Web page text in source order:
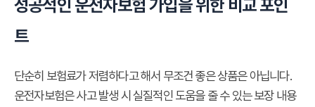
성공적인 운전자보험 가입을 위한 비교 포인
트
단순히 보험료가 저렴하다고 해서 무조건 좋은 상품은 아닙니다.
운전자보험은 사고 발생 시 실질적인 도움을 줄 수 있는 보장 내용